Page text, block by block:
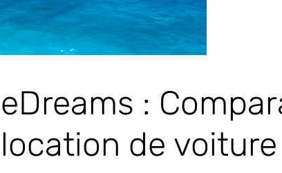
eDreams :
location de voiture